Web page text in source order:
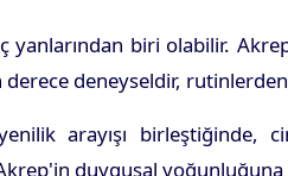
biri olabilir.
deneyseldir,
arayışı birleştiğinde,
duygusal yoğunluğuna